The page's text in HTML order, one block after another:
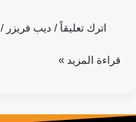
اترك تعليقاً / ديب فريزر
قراءة المزيد »